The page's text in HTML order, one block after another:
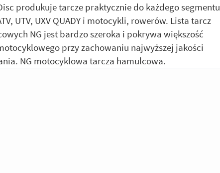
produkuje tarcze praktycznie do każdego segmentu
UTV, UXV QUADY i motocykli, rowerów. Lista tarcz
NG jest bardzo szeroka i pokrywa większość
przy zachowaniu najwyższej jakości
NG motocyklowa tarcza hamulcowa.